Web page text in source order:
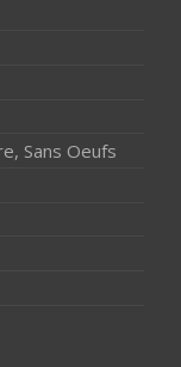
Sans Oeufs